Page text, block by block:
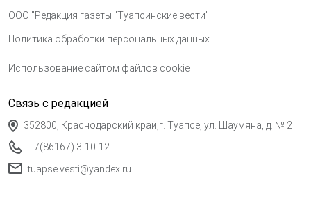
ООО "Редакция газеты "Туапсинские вести"
Политика обработки персональных данных
Использование сайтом файлов cookie
Связь с редакцией
352800, Краснодарский край,г. Туапсе, ул. Шаумяна, д. № 2
+7(86167) 3-10-12
tuapse.vesti@yandex.ru